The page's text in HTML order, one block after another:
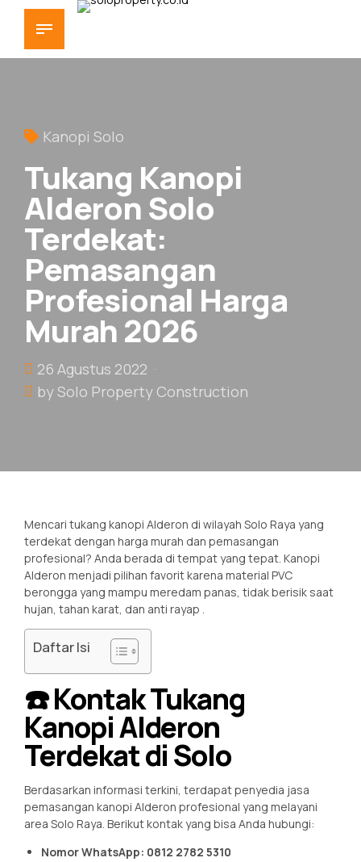
Kanopi Solo
Tukang Kanopi
Alderon Solo
Terdekat:
Pemasangan
Profesional Harga
Murah 2026
26 Agustus 2022
by Solo Property Construction
Mencari tukang kanopi Alderon di wilayah Solo Raya yang
terdekat dengan harga murah dan pemasangan
profesional? Anda berada di tempat yang tepat. Kanopi
Alderon menjadi pilihan favorit karena material PVC
berongga yang mampu meredam panas, tidak berisik saat
hujan, tahan karat, dan anti rayap
Daftar Isi
☎️ Kontak Tukang
Kanopi Alderon
Terdekat di Solo
Berdasarkan informasi terkini, terdapat penyedia jasa
pemasangan kanopi Alderon profesional yang melayani
area Solo Raya. Berikut kontak yang bisa Anda hubungi:
Nomor WhatsApp: 0812 2782 5310